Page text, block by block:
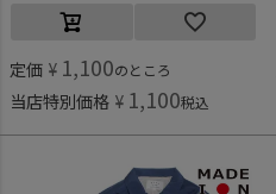
定価 ¥ 1,100のところ
当店特別価格 ¥ 1,100税込